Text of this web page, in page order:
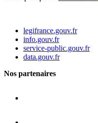
legifrance.gouv.fr
info.gouv.fr
service-public.gouv.fr
data.gouv.fr
Nos partenaires